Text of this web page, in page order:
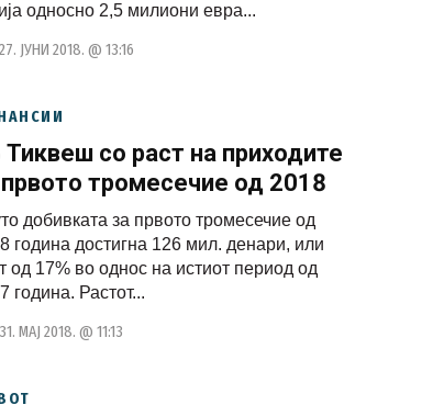
односно 2,5 милиони евра...
27. ЈУНИ 2018. @ 13:16
со раст на приходите
тромесечие од 2018
добивката за првото тромесечие од
година достигна 126 мил. денари, или
од 17% во однос на истиот период од
година. Растот...
31. МАЈ 2018. @ 11:13